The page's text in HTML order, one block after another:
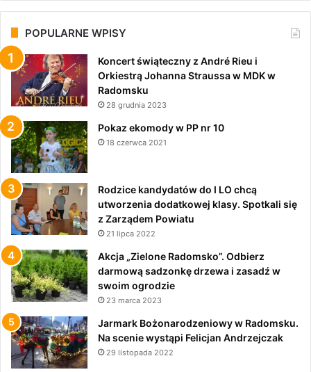
POPULARNE WPISY
Koncert świąteczny z André Rieu i
Orkiestrą Johanna Straussa w MDK w
Radomsku
28 grudnia 2023
Pokaz ekomody w PP nr 10
18 czerwca 2021
Rodzice kandydatów do I LO chcą
utworzenia dodatkowej klasy. Spotkali się
z Zarządem Powiatu
21 lipca 2022
Akcja „Zielone Radomsko”. Odbierz
darmową sadzonkę drzewa i zasadź w
swoim ogrodzie
23 marca 2023
Jarmark Bożonarodzeniowy w Radomsku.
Na scenie wystąpi Felicjan Andrzejczak
29 listopada 2022